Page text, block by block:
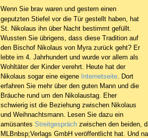
Wenn Sie brav waren und gestern einen
geputzten Stiefel vor die Tür gestellt haben, hat
St. Nikolaus ihn über Nacht bestimmt gefüllt.
Wussten Sie übrigens, dass diese Tradition auf
den Bischof Nikolaus von Myra zurück geht? Er
lebte im 4. Jahrhundert und wurde vor allem als
Wohltäter der Kinder verehrt. Heute hat der
Nikolaus sogar eine eigene Internetseite. Dort
erfahren Sie mehr über den guten Mann und die
Bräuche rund um den Nikolaustag. Eher
schwierig ist die Beziehung zwischen Nikolaus
und Weihnachtsmann. Lesen Sie dazu ein
amüsantes Streitgespräch zwischen den beiden,
MLBnbsp;Verlags GmbH veröffentlicht hat. Und